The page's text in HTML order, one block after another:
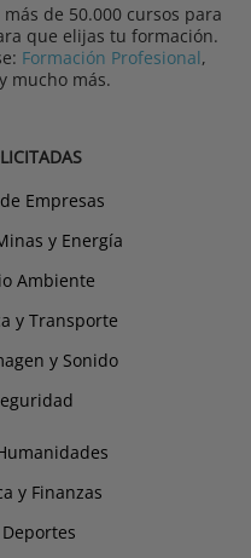
de 50.000 cursos para
que elijas tu formación.
Formación Profesional,
y mucho más.
Empresas
y Energía
Ambiente
y Transporte
y Sonido
y Finanzas